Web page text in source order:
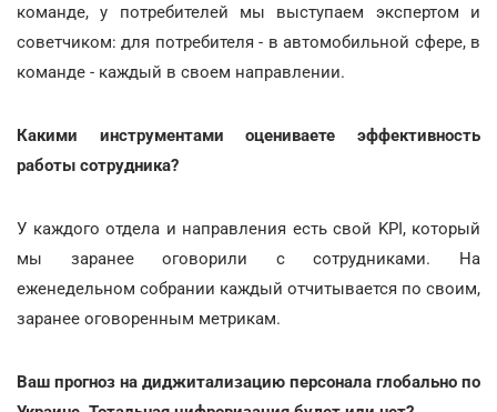
команде, у потребителей мы выступаем экспертом и
советчиком: для потребителя - в автомобильной сфере, в
команде - каждый в своем направлении.
Какими инструментами оцениваете эффективность
работы сотрудника?
У каждого отдела и направления есть свой KPI, который
мы заранее оговорили с сотрудниками. На
еженедельном собрании каждый отчитывается по своим,
заранее оговоренным метрикам.
Ваш прогноз на диджитализацию персонала глобально по